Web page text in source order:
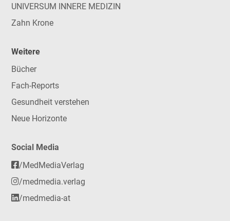
UNIVERSUM INNERE MEDIZIN
Zahn Krone
Weitere
Bücher
Fach-Reports
Gesundheit verstehen
Neue Horizonte
Social Media
/MedMediaVerlag
/medmedia.verlag
/medmedia-at